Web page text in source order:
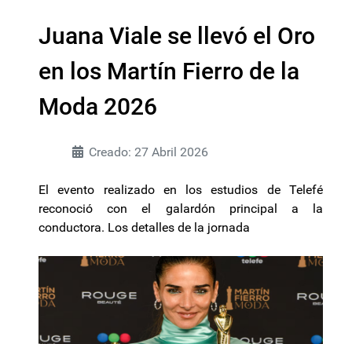
Juana Viale se llevó el Oro
en los Martín Fierro de la
Moda 2026
Creado: 27 Abril 2026
El evento realizado en los estudios de Telefé
reconoció con el galardón principal a la
conductora. Los detalles de la jornada